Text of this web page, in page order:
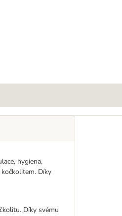
hygiena,
Díky
Díky svému